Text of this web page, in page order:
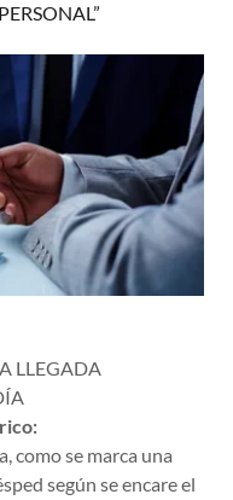
LLEGADA
como se marca una
según se encare el